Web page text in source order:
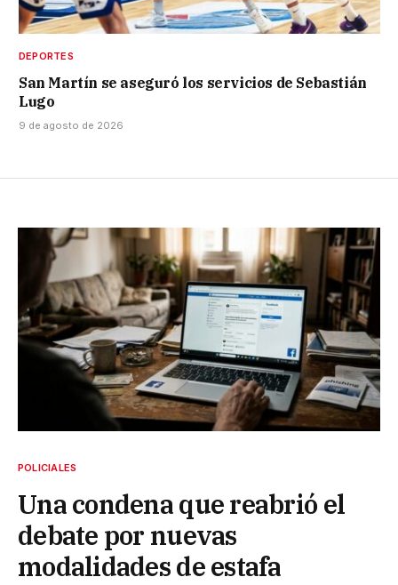
DEPORTES
San Martín se aseguró los servicios de Sebastián
Lugo
9 de agosto de 2026
POLICIALES
Una condena que reabrió el
debate por nuevas
modalidades de estafa